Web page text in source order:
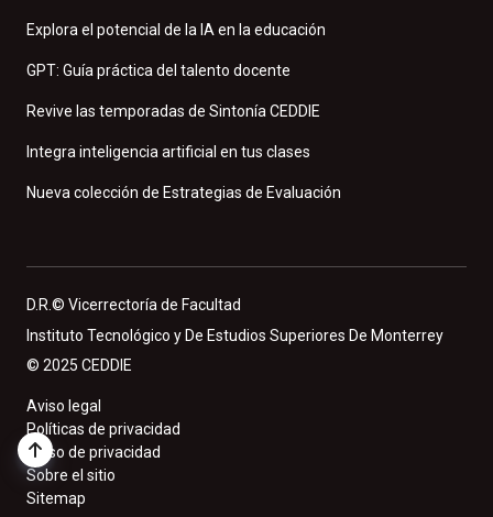
Explora el potencial de la IA en la educación
GPT: Guía práctica del talento docente
Revive las temporadas de Sintonía CEDDIE
Integra inteligencia artificial en tus clases
Nueva colección de Estrategias de Evaluación
D.R.© Vicerrectoría de Facultad
Instituto Tecnológico y De Estudios Superiores De Monterrey
© 2025 CEDDIE
Aviso legal
Políticas de privacidad
Aviso de privacidad
Sobre el sitio
Sitemap